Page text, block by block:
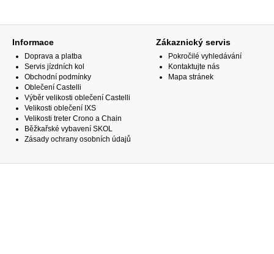
Informace
Doprava a platba
Servis jízdních kol
Obchodní podmínky
Oblečení Castelli
Výběr velikosti oblečení Castelli
Velikosti oblečení IXS
Velikosti treter Crono a Chain
Běžkařské vybavení SKOL
Zásady ochrany osobních údajů
Zákaznický servis
Pokročilé vyhledávání
Kontaktujte nás
Mapa stránek